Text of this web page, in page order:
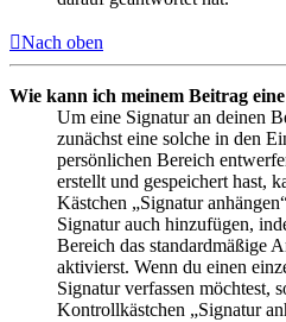
Nach oben
Wie kann ich meinem Beitrag
Um eine Signatur an deinen
zunächst eine solche in den
persönlichen Bereich
erstellt und gespeichert hast,
Kästchen „Signatur
Signatur auch hinzufügen,
Bereich das standardmäßige
aktivierst. Wenn du einen
Signatur verfassen möchtest,
Kontrollkästchen „Signatur